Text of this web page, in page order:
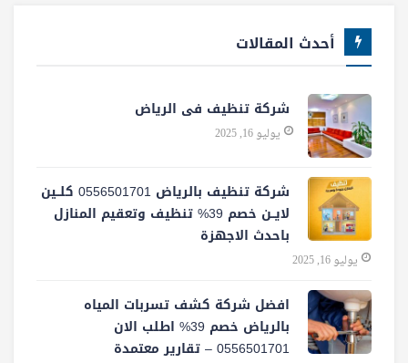
أحدث المقالات
شركة تنظيف فى الرياض
يوليو 16, 2025
شركة تنظيف بالرياض 0556501701 كلــين
لايــن خصم 39% تنظيف وتعقيم المنازل
باحدث الاجهزة
يوليو 16, 2025
افضل شركة كشف تسربات المياه
بالرياض خصم 39% اطلب الان
0556501701‬‏ – تقارير معتمدة